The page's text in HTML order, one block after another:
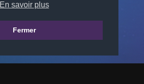
En savoir plus
Fermer